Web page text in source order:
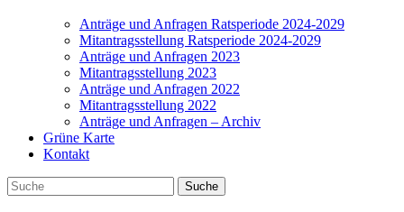
Anträge und Anfragen Ratsperiode 2024-2029
Mitantragsstellung Ratsperiode 2024-2029
Anträge und Anfragen 2023
Mitantragsstellung 2023
Anträge und Anfragen 2022
Mitantragsstellung 2022
Anträge und Anfragen – Archiv
Grüne Karte
Kontakt